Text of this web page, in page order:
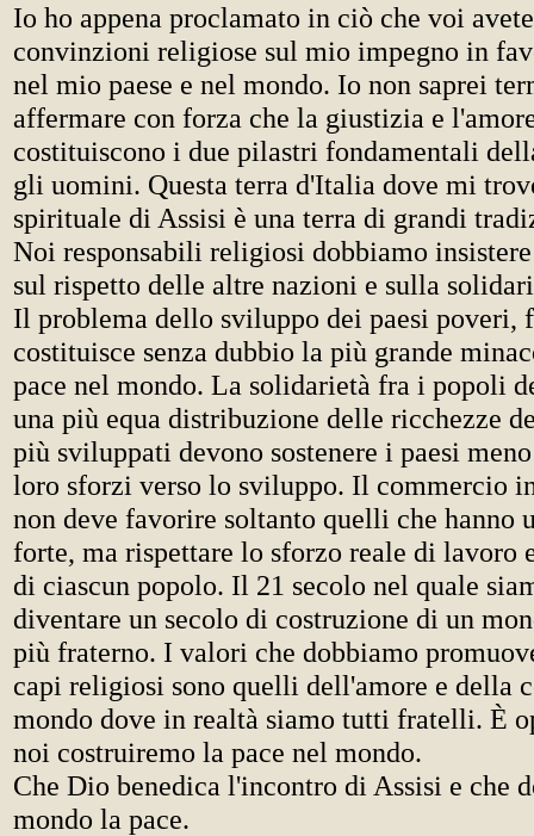
Io ho appena proclamato in ciò che voi
convinzioni religiose sul mio impegno in
nel mio paese e nel mondo. Io non saprei
affermare con forza che la giustizia e
costituiscono i due pilastri fondamentali
gli uomini. Questa terra d'Italia dove mi
spirituale di Assisi è una terra di grandi
Noi responsabili religiosi dobbiamo
sul rispetto delle altre nazioni e sulla
Il problema dello sviluppo dei paesi poveri,
costituisce senza dubbio la più grande
pace nel mondo. La solidarietà fra i popoli
una più equa distribuzione delle ricchezze
più sviluppati devono sostenere i paesi
loro sforzi verso lo sviluppo. Il commercio
non deve favorire soltanto quelli che hanno
forte, ma rispettare lo sforzo reale di lavoro
di ciascun popolo. Il 21 secolo nel quale
diventare un secolo di costruzione di un
più fraterno. I valori che dobbiamo
capi religiosi sono quelli dell'amore e della
mondo dove in realtà siamo tutti fratelli. È
noi costruiremo la pace nel mondo.
Che Dio benedica l'incontro di Assisi e che
mondo la pace.